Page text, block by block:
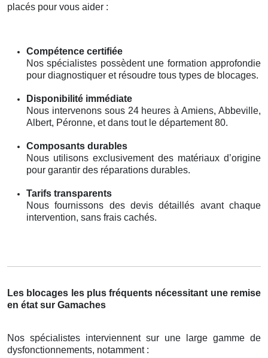
placés pour vous aider :
Compétence certifiée
Nos spécialistes possèdent une formation approfondie
pour diagnostiquer et résoudre tous types de blocages.
Disponibilité immédiate
Nous intervenons sous 24 heures à Amiens, Abbeville,
Albert, Péronne, et dans tout le département 80.
Composants durables
Nous utilisons exclusivement des matériaux d’origine
pour garantir des réparations durables.
Tarifs transparents
Nous fournissons des devis détaillés avant chaque
intervention, sans frais cachés.
Les blocages les plus fréquents nécessitant une remise
en état sur Gamaches
Nos spécialistes interviennent sur une large gamme de
dysfonctionnements, notamment :